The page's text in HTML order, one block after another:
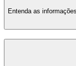
Entenda as